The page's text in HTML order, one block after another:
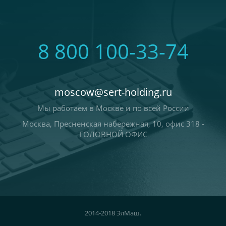
8 800 100-33-74
moscow@sert-holding.ru
Мы работаем в Москве и по всей России
Москва, Пресненская набережная, 10, офис 318 -
ГОЛОВНОЙ ОФИС
2014-2018 ЭлМаш.